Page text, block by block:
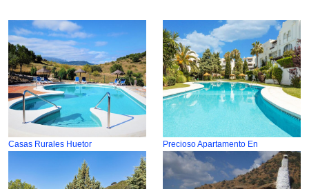
Casas Rurales Huetor Precioso Apartamento En